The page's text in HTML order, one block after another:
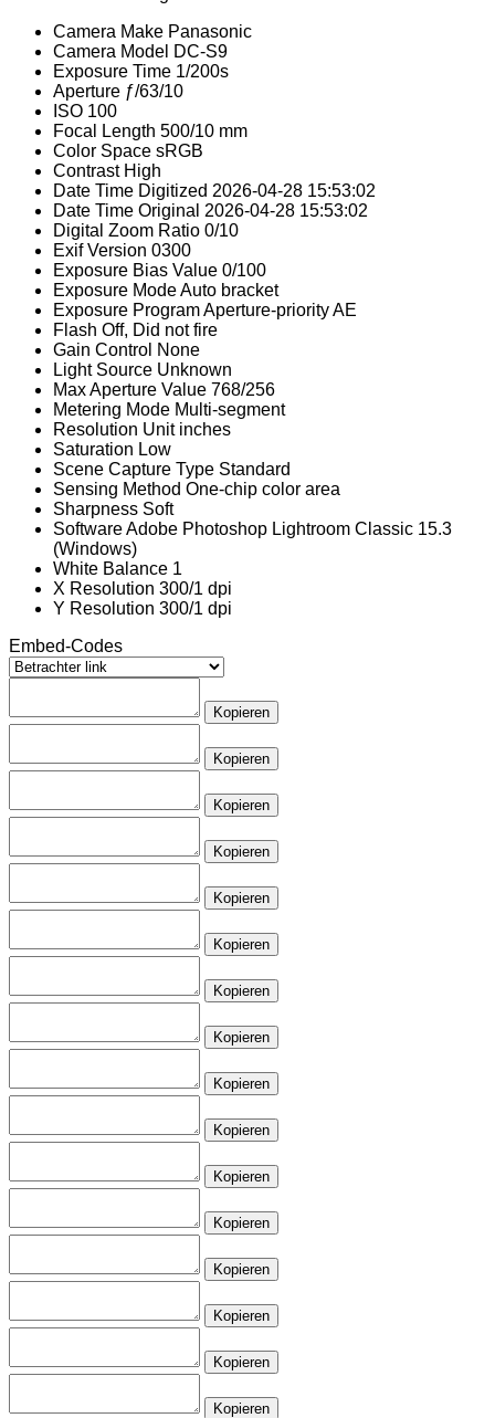
Camera Make Panasonic
Camera Model DC-S9
Exposure Time 1/200s
Aperture ƒ/63/10
ISO 100
Focal Length 500/10 mm
Color Space sRGB
Contrast High
Date Time Digitized 2026-04-28 15:53:02
Date Time Original 2026-04-28 15:53:02
Digital Zoom Ratio 0/10
Exif Version 0300
Exposure Bias Value 0/100
Exposure ModeAuto bracket
Exposure ProgramAperture-priority AE
Flash Off, Did not fire
Gain Control None
Light Source Unknown
Max Aperture Value 768/256
Metering Mode Multi-segment
Resolution Unit inches
Saturation Low
Scene Capture Type Standard
Sensing Method One-chip color area
Sharpness Soft
SoftwareAdobe Photoshop Lightroom Classic 15.3
(Windows)
White Balance 1
X Resolution 300/1 dpi
Y Resolution 300/1 dpi
Embed-Codes
Kopieren
Kopieren
Kopieren
Kopieren
Kopieren
Kopieren
Kopieren
Kopieren
Kopieren
Kopieren
Kopieren
Kopieren
Kopieren
Kopieren
Kopieren
Kopieren